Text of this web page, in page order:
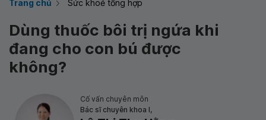
Trang chủ Sức khoẻ tổng hợp
Dùng thuốc bôi trị ngứa khi
đang cho con bú được
không?
Cố vấn chuyên môn
Bác sĩ chuyên khoa I,